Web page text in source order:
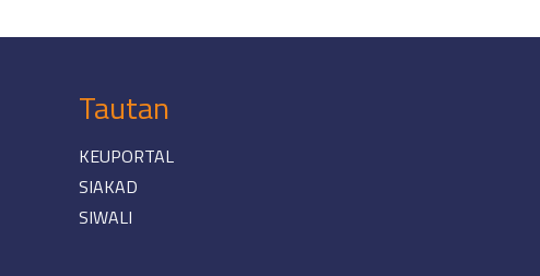
Tautan
KEUPORTAL
SIAKAD
SIWALI